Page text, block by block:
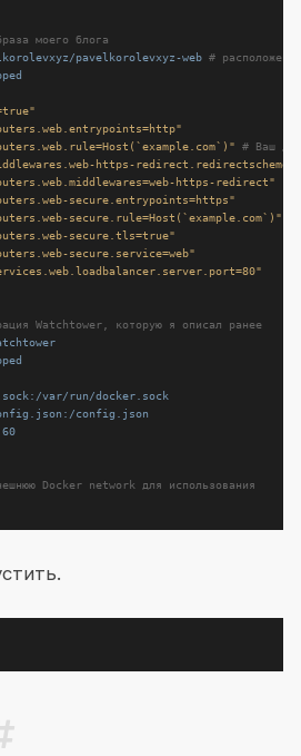
моего блога
pavelkorolevxyz-web #
# Ваш
https-
https-redirect"
secure.entrypoints=https"
secure.rule=Host(`example.com`)"
secure.tls=true"
secure.service=web"
Watchtower, которую я описал ранее
var/run/docker.sock
config.json
Docker network для использования